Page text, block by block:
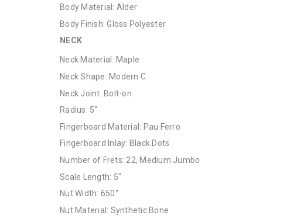
Body Material: Alder
Body Finish: Gloss Polyester
NECK
Neck Material: Maple
Neck Shape: Modern C
Neck Joint: Bolt-on
Radius: 5"
Fingerboard Material: Pau Ferro
Fingerboard Inlay: Black Dots
Number of Frets: 22, Medium Jumbo
Scale Length: 5"
Nut Width: 650"
Nut Material: Synthetic Bone